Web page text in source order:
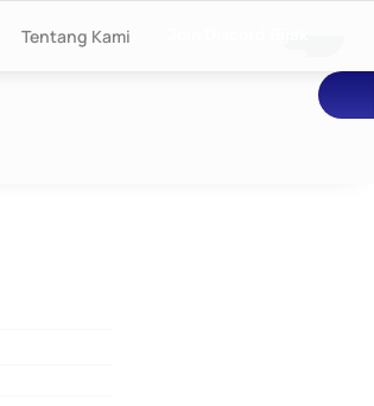
Tentang Kami